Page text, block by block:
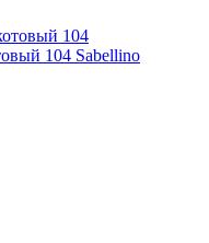
104 Sabellino